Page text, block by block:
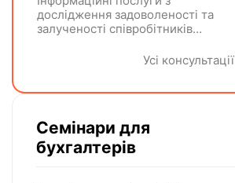
дослідження задоволеності та
залученості співробітників
повідомлення, проведення
опитування через EngageQ та
застосовувати — «шт» чи
«послуга»?
Усі консультації
Семінари для
бухгалтерів